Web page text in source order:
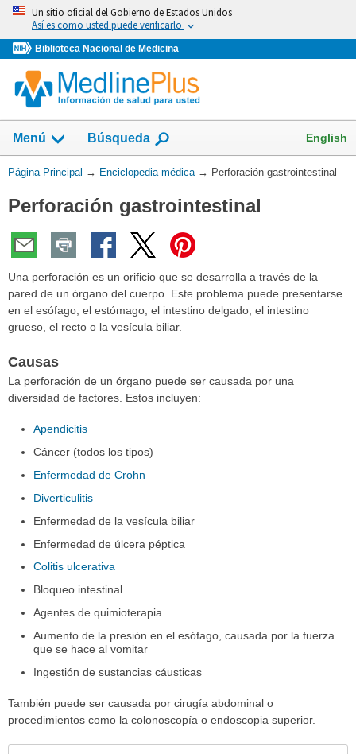
Omita
vaya
al
Contenido
Un sitio oficial del Gobierno de Estados Unidos
Así es como usted puede verificarlo
Biblioteca Nacional de Medicina
Menú Búsqueda English
Usted
aquí:
Página Principal → Enciclopedia médica → Perforación gastrointestinal
Perforación gastrointestinal
Una perforación es un orificio que se desarrolla a través de la
pared de un órgano del cuerpo. Este problema puede presentarse
en el esófago, el estómago, el intestino delgado, el intestino
grueso, el recto o la vesícula biliar.
Causas
La perforación de un órgano puede ser causada por una
diversidad de factores. Estos incluyen:
Apendicitis
Cáncer (todos los tipos)
Enfermedad de Crohn
Diverticulitis
Enfermedad de la vesícula biliar
Enfermedad de úlcera péptica
Colitis ulcerativa
Bloqueo intestinal
Agentes de quimioterapia
Aumento de la presión en el esófago, causada por la fuerza
que se hace al vomitar
Ingestión de sustancias cáusticas
También puede ser causada por cirugía abdominal o
procedimientos como la colonoscopía o endoscopia superior.